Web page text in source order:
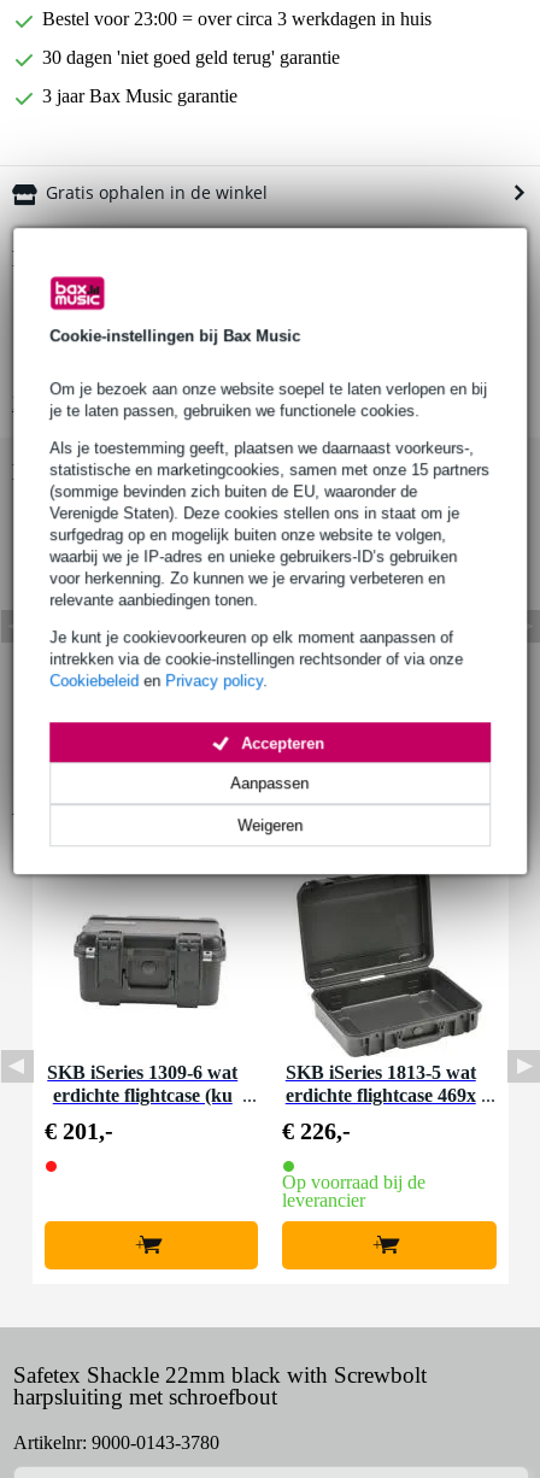
Cookie-instellingen bij Bax Music
Om je bezoek aan onze website soepel te laten verlopen en bij
je te laten passen, gebruiken we functionele cookies.
Als je toestemming geeft, plaatsen we daarnaast voorkeurs-,
statistische en marketingcookies, samen met onze 15 partners
(sommige bevinden zich buiten de EU, waaronder de
Verenigde Staten). Deze cookies stellen ons in staat om je
surfgedrag op en mogelijk buiten onze website te volgen,
waarbij we je IP-adres en unieke gebruikers-ID’s gebruiken
voor herkenning. Zo kunnen we je ervaring verbeteren en
relevante aanbiedingen tonen.
Je kunt je cookievoorkeuren op elk moment aanpassen of
intrekken via de cookie-instellingen rechtsonder of via onze
Cookiebeleid en Privacy policy.
Weigeren
Aanpassen
Accepteren
Bestel voor 23:00 = over circa 3 werkdagen in huis
30 dagen 'niet goed geld terug' garantie
3 jaar Bax Music garantie
Gratis ophalen in de winkel
Productinformatie
shackle black with screwbolt
harpsluiting
Bekijk alle productspecificaties
Bekijk ook eens (5)
Accessoires (2)
SKB iSeries 1309-6 wat
erdichte flightcase (ku
€ 201,-
+
SKB iSeries 1813-5 wat
erdichte flightcase 469x
€ 226,-
Op voorraad bij de
leverancier
+
Safetex Shackle 22mm black with Screwbolt
harpsluiting met schroefbout
Artikelnr: 9000-0143-3780